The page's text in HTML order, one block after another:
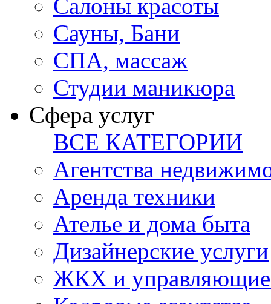
Салоны красоты
Сауны, Бани
СПА, массаж
Студии маникюра
Сфера услуг
ВСЕ КАТЕГОРИИ
Агентства
Аренда техники
Ателье и дома быта
Дизайнерские услуги
ЖКХ и управляющие